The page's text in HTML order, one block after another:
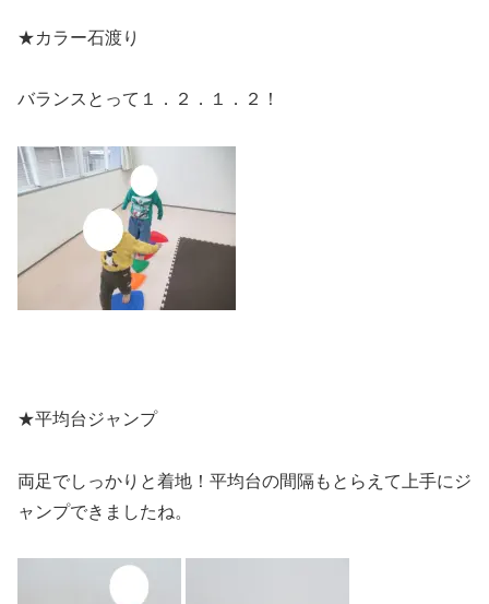
★カラー石渡り
バランスとって１．２．１．２！
★平均台ジャンプ
両足でしっかりと着地！平均台の間隔もとらえて上手にジ
ャンプできましたね。